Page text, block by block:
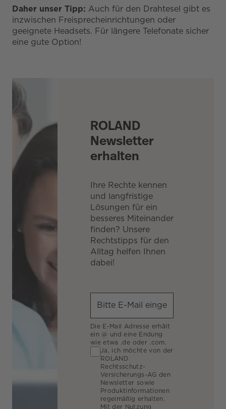
Daher unser Tipp: Auch für den Drahtesel gibt es
inzwischen Freisprecheinrichtungen oder
geeignete Headsets. Für längere Telefonate sicher
eine gute Option!
ROLAND
Newsletter
erhalten
Ihre Rechte kennen
und langfristige
Lösungen für ein
besseres Miteinander
finden? Unsere
Rechtstipps für den
Alltag helfen Ihnen
dabei!
Die E-Mail Adresse erhält
ein @ und eine Endung
wie etwa .de oder .com.
Ja, ich möchte von der
ROLAND
Rechtsschutz-
Versicherungs-AG den
Newsletter sowie
Produktinformationen
regelmäßig erhalten.
Mit der Nutzung